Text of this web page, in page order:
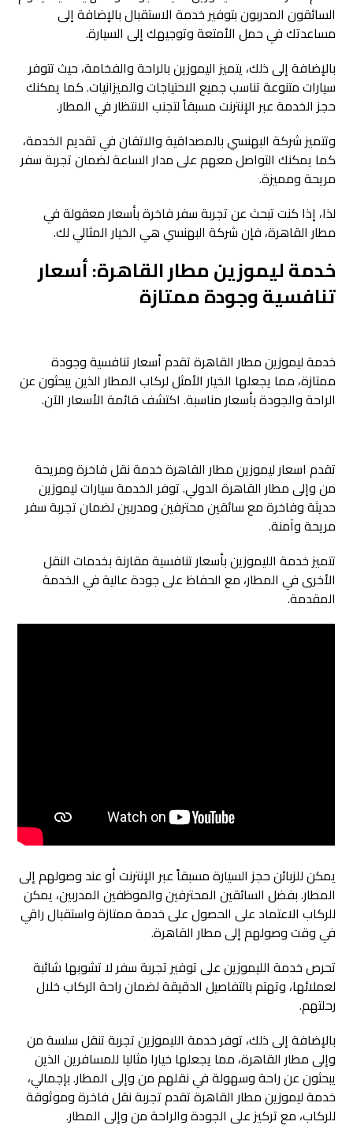
السائقون المدربون بتوفير خدمة الاستقبال بالإضافة إلى
مساعدتك في حمل الأمتعة وتوجيهك إلى السيارة.
بالإضافة إلى ذلك، يتميز اليموزين بالراحة والفخامة، حيث تتوفر
سيارات متنوعة تناسب جميع الاحتياجات والميزانيات. كما يمكنك
حجز الخدمة عبر الإنترنت مسبقاً لتجنب الانتظار في المطار.
وتتميز شركة البهنسي بالمصداقية والاتقان في تقديم الخدمة،
كما يمكنك التواصل معهم على مدار الساعة لضمان تجربة سفر
مريحة ومميزة.
لذا، إذا كنت تبحث عن تجربة سفر فاخرة بأسعار معقولة في
مطار القاهرة، فإن شركة البهنسي هي الخيار المثالي لك.
خدمة ليموزين مطار القاهرة: أسعار
تنافسية وجودة ممتازة
خدمة ليموزين مطار القاهرة تقدم أسعار تنافسية وجودة
ممتازة، مما يجعلها الخيار الأمثل لركاب المطار الذين يبحثون عن
الراحة والجودة بأسعار مناسبة. اكتشف قائمة الأسعار الآن.
تقدم اسعار ليموزين مطار القاهرة خدمة نقل فاخرة ومريحة
من وإلى مطار القاهرة الدولي. توفر الخدمة سيارات ليموزين
حديثة وفاخرة مع سائقين محترفين ومدربين لضمان تجربة سفر
مريحة وآمنة.
تتميز خدمة الليموزين بأسعار تنافسية مقارنة بخدمات النقل
الأخرى في المطار، مع الحفاظ على جودة عالية في الخدمة
المقدمة.
يمكن للزبائن حجز السيارة مسبقاً عبر الإنترنت أو عند وصولهم إلى
المطار. بفضل السائقين المحترفين والموظفين المدربين، يمكن
للركاب الاعتماد على الحصول على خدمة ممتازة واستقبال راقي
في وقت وصولهم إلى مطار القاهرة.
تحرص خدمة الليموزين على توفير تجربة سفر لا تشوبها شائبة
لعملائها، وتهتم بالتفاصيل الدقيقة لضمان راحة الركاب خلال
رحلتهم.
بالإضافة إلى ذلك، توفر خدمة الليموزين تجربة تنقل سلسة من
وإلى مطار القاهرة، مما يجعلها خيارا مثاليا للمسافرين الذين
يبحثون عن راحة وسهولة في نقلهم من وإلى المطار. بإجمالي،
خدمة ليموزين مطار القاهرة تقدم تجربة نقل فاخرة وموثوقة
للركاب، مع تركيز على الجودة والراحة من وإلى المطار.